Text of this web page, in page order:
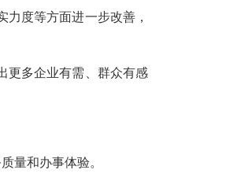
度等方面进一步改善，
更多企业有需、群众有感
量和办事体验。